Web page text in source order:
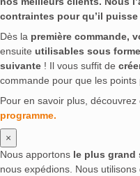
contraintes pour qu’il
Dès la première commande,
ensuite utilisables sous
suivante ! Il vous suffit de
commande pour que les points
Pour en savoir plus, découvrez
programme.
×
Nous apportons le plus grand
nous expédions. Nous utilisons